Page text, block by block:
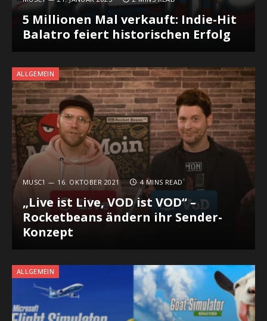
5 Millionen Mal verkauft: Indie-Hit
Balatro feiert historischen Erfolg
ALLGEMEIN
MUSC1 16. OKTOBER 2021 4 MINS READ
„Live ist Live, VOD ist VOD“ –
Rocketbeans ändern ihr Sender-
Konzept
ALLGEMEIN